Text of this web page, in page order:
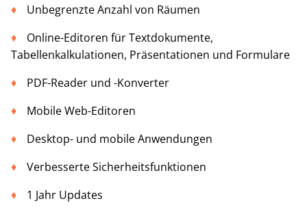
Unbegrenzte Anzahl von Räumen
Online-Editoren für Textdokumente,
Tabellenkalkulationen, Präsentationen und Formulare
PDF-Reader und -Konverter
Mobile Web-Editoren
Desktop- und mobile Anwendungen
Verbesserte Sicherheitsfunktionen
1 Jahr Updates